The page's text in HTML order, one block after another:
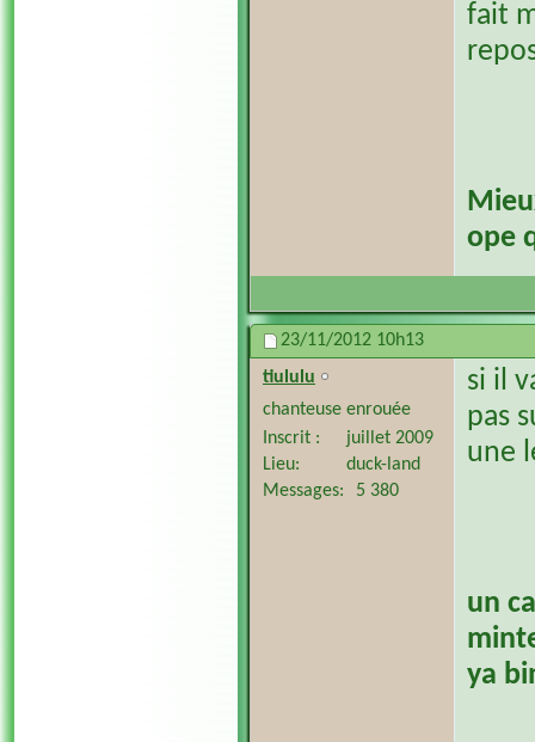
fait
ope
23/11/2012 10h13
tiululu
chanteuse enrouée
Inscrit
juillet 2009
Lieu
duck-land
Messages
5 380
si il
pas
une
un
ya